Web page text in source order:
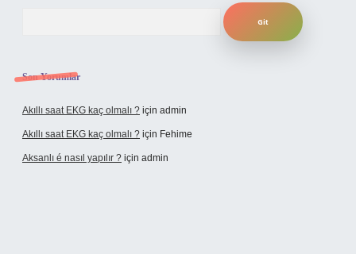
Son Yorumlar
Akıllı saat EKG kaç olmalı ? için admin
Akıllı saat EKG kaç olmalı ? için Fehime
Aksanlı é nasıl yapılır ? için admin